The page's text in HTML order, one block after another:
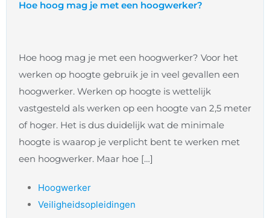
Hoe hoog mag je met een hoogwerker?
Hoe hoog mag je met een hoogwerker? Voor het
werken op hoogte gebruik je in veel gevallen een
hoogwerker. Werken op hoogte is wettelijk
vastgesteld als werken op een hoogte van 2,5 meter
of hoger. Het is dus duidelijk wat de minimale
hoogte is waarop je verplicht bent te werken met
een hoogwerker. Maar hoe […]
Hoogwerker
Veiligheidsopleidingen